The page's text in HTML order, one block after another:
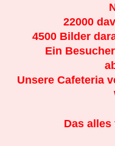
22000
4500 Bilder
Ein
Unsere Cafeteria
Das alles